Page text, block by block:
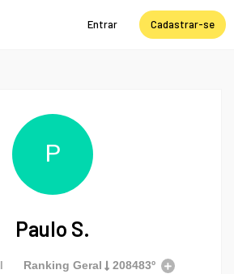
Entrar Cadastrar-se
P
Paulo S.
Ranking Geral 208483º